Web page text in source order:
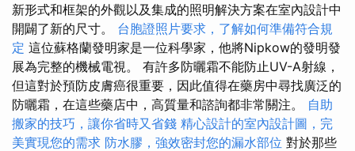
新形式和框架的外觀以及集成的照明解決方案在室內設計中
開闢了新的尺寸。 台胞證照片要求，了解如何準備符合規
定 這位蘇格蘭發明家是一位科學家，他將Nipkow的發明發
展為完整的機械電視。 有許多防曬霜不能防止UV-A射線，
但這對於預防皮膚癌很重要，因此值得在藥房中尋找廣泛的
防曬霜，在這些藥店中，高質量和諮詢都非常關注。 自助
搬家的技巧，讓你省時又省錢 精心設計的室內設計圖，完
美實現您的需求 防水膠，強效密封您的漏水部位 對於那些